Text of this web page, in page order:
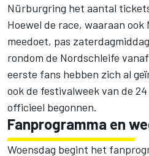
Nürburgring het aantal
Hoewel de race, waaraan ook
meedoet, pas
rondom de Nordschleife
eerste fans hebben zich al
ook de festivalweek van de
officieel begonnen.
Fanprogramma en
Woensdag begint het